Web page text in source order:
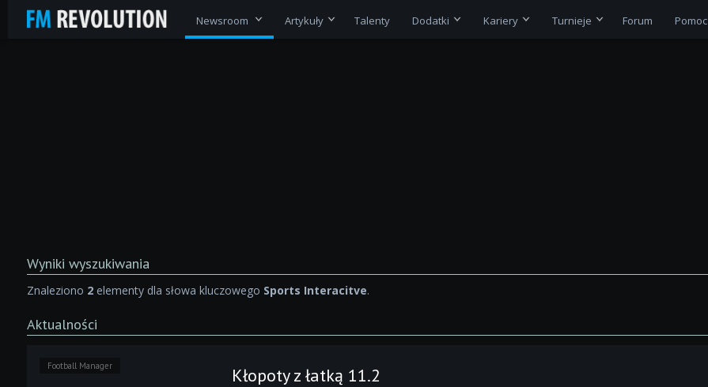
Newsroom Artykuły Talenty Dodatki Kariery Turnieje Forum Pomoc
Wyniki wyszukiwania
Znaleziono 2elementy dla słowa kluczowego Sports Interacitve.
Aktualności
Football Manager Kłopoty z łatką 11.2